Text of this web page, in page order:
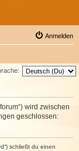
Anmelden
wird zwischen
geschlossen:
schließt du einen